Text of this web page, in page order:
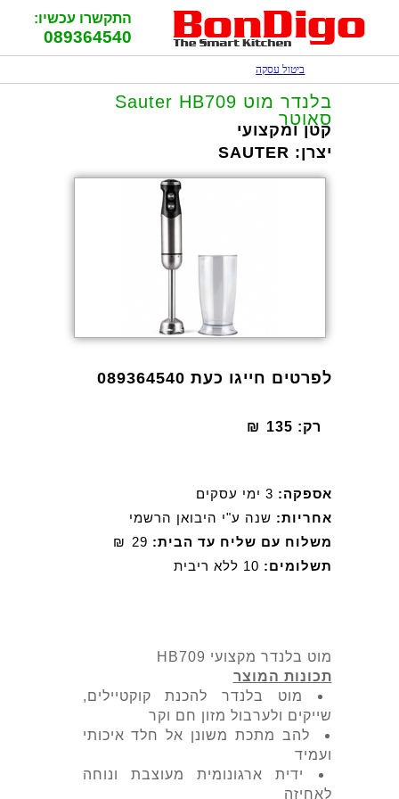
התקשרו עכשיו:
089364540
ביטול עסקה
‏בלנדר מוט Sauter HB709
סאוטר
יצרן: SAUTER
קטן ומקצועי
לפרטים חייגו כעת 089364540
אספקה: 3 ימי עסקים
אחריות: שנה ע"י היבואן הרשמי
משלוח עם שליח עד הבית: 29
₪
תשלומים: 10 ללא ריבית
מוט בלנדר מקצועי HB709
תכונות המוצר
מוט בלנדר להכנת קוקטיילים,
שייקים ולערבול מזון חם וקר
להב מתכת משונן אל חלד איכותי
ועמיד
ידית ארגונומית מעוצבת ונוחה
לאחיזה
רק: 135
₪